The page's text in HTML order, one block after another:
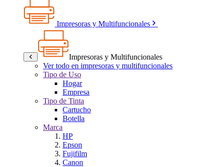
Impresoras y Multifuncionales
Impresoras y Multifuncionales
Ver todo en impresoras y multifuncionales
Tipo de Uso
Hogar
Empresa
Tipo de Tinta
Cartucho
Botella
Marca
HP
Epson
Fujifilm
Canon